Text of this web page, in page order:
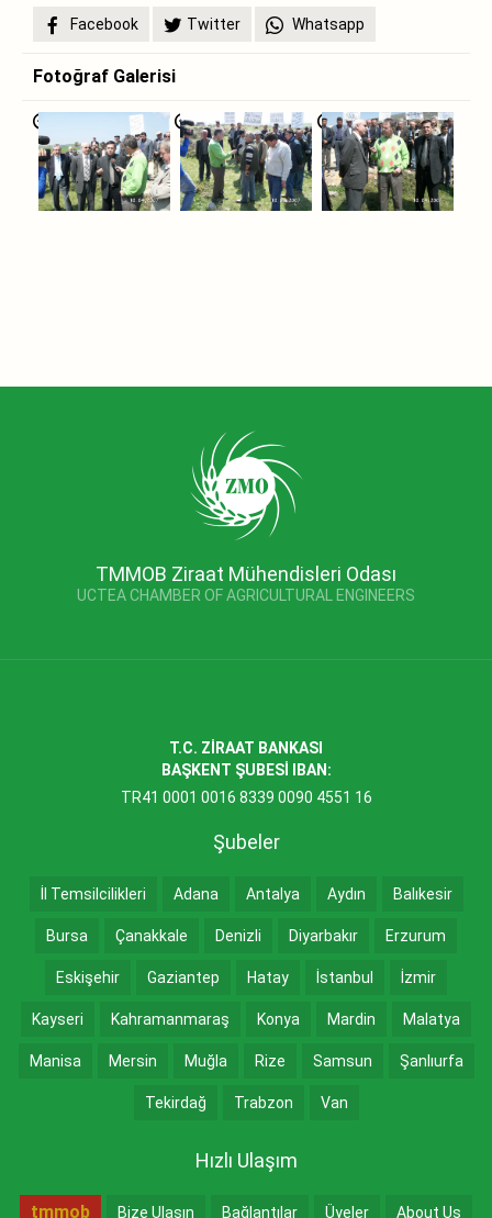
Facebook
Twitter Whatsapp
Fotoğraf Galerisi
TMMOB Ziraat Mühendisleri Odası
UCTEA CHAMBER OF AGRICULTURAL ENGINEERS
T.C. ZİRAAT BANKASI
BAŞKENT ŞUBESİ IBAN:
TR41 0001 0016 8339 0090 4551 16
Şubeler
İl Temsilcilikleri Adana Antalya Aydın Balıkesir
Bursa Çanakkale Denizli Diyarbakır Erzurum
Eskişehir Gaziantep Hatay İstanbul İzmir
Kayseri Kahramanmaraş Konya Mardin Malatya
Manisa Mersin Muğla Rize Samsun Şanlıurfa
Tekirdağ Trabzon Van
Hızlı Ulaşım
tmmob Bize Ulaşın Bağlantılar Üyeler About Us